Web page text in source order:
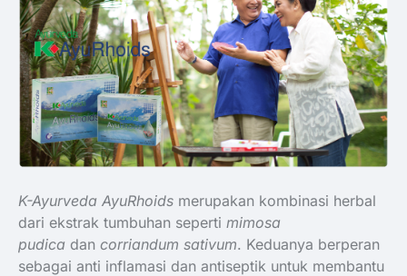
K-Ayurveda AyuRhoids merupakan kombinasi herbal
dari ekstrak tumbuhan seperti mimosa
pudica dan corriandum sativum. Keduanya berperan
sebagai anti inflamasi dan antiseptik untuk membantu